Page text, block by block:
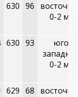
630 96
0-2 м/с
630 93
юго-
0-2 м/с
629 68